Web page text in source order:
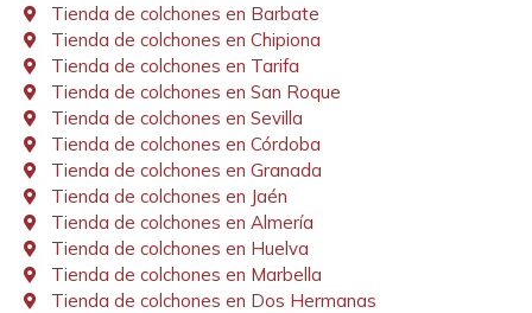
Tienda de colchones en Barbate
Tienda de colchones en Chipiona
Tienda de colchones en Tarifa
Tienda de colchones en San Roque
Tienda de colchones en Sevilla
Tienda de colchones en Córdoba
Tienda de colchones en Granada
Tienda de colchones en Jaén
Tienda de colchones en Almería
Tienda de colchones en Huelva
Tienda de colchones en Marbella
Tienda de colchones en Dos Hermanas